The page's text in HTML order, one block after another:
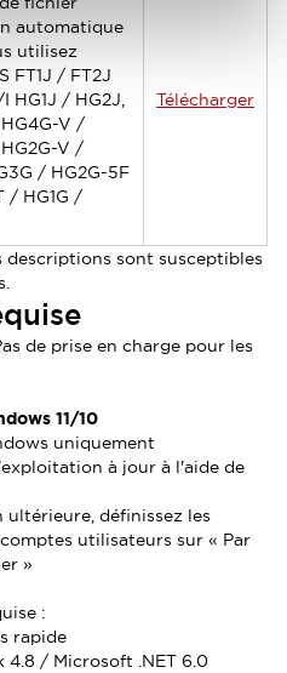
automatique
utilisez
FT1J / FT2J
HG1J / HG2J,
V /
V /
/ HG2G-5F
/ HG1G /
Télécharger
descriptions sont susceptibles
de prise en charge pour les
11/10
uniquement
à jour à l'aide de
définissez les
utilisateurs sur « Par
»
:
rapide
4.8 / Microsoft .NET 6.0